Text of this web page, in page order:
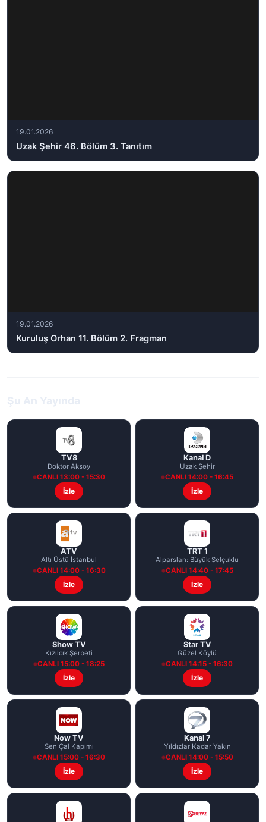
19.01.2026
Uzak Şehir 46. Bölüm 3. Tanıtım
19.01.2026
Kuruluş Orhan 11. Bölüm 2. Fragman
TV8
Doktor Aksoy
CANLI 13:00 - 15:30
İzle
Kanal D
Uzak Şehir
CANLI 14:00 - 16:45
İzle
ATV
Altı Üstü İstanbul
CANLI 14:00 - 16:30
İzle
TRT 1
Alparslan: Büyük Selçuklu
CANLI 14:40 - 17:45
İzle
Show TV
Kızılcık Şerbeti
CANLI 15:00 - 18:25
İzle
Star TV
Güzel Köylü
CANLI 14:15 - 16:30
İzle
Now TV
Sen Çal Kapımı
CANLI 15:00 - 16:30
İzle
Kanal 7
Yıldızlar Kadar Yakın
CANLI 14:00 - 15:50
İzle